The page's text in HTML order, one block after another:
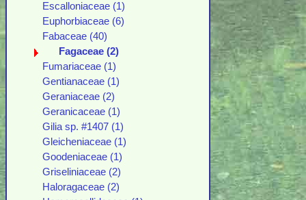
Escalloniaceae (1)
Euphorbiaceae (6)
Fabaceae (40)
Fagaceae (2)
Fumariaceae (1)
Gentianaceae (1)
Geraniaceae (2)
Geranicaceae (1)
Gilia sp. #1407 (1)
Gleicheniaceae (1)
Goodeniaceae (1)
Griseliniaceae (2)
Haloragaceae (2)